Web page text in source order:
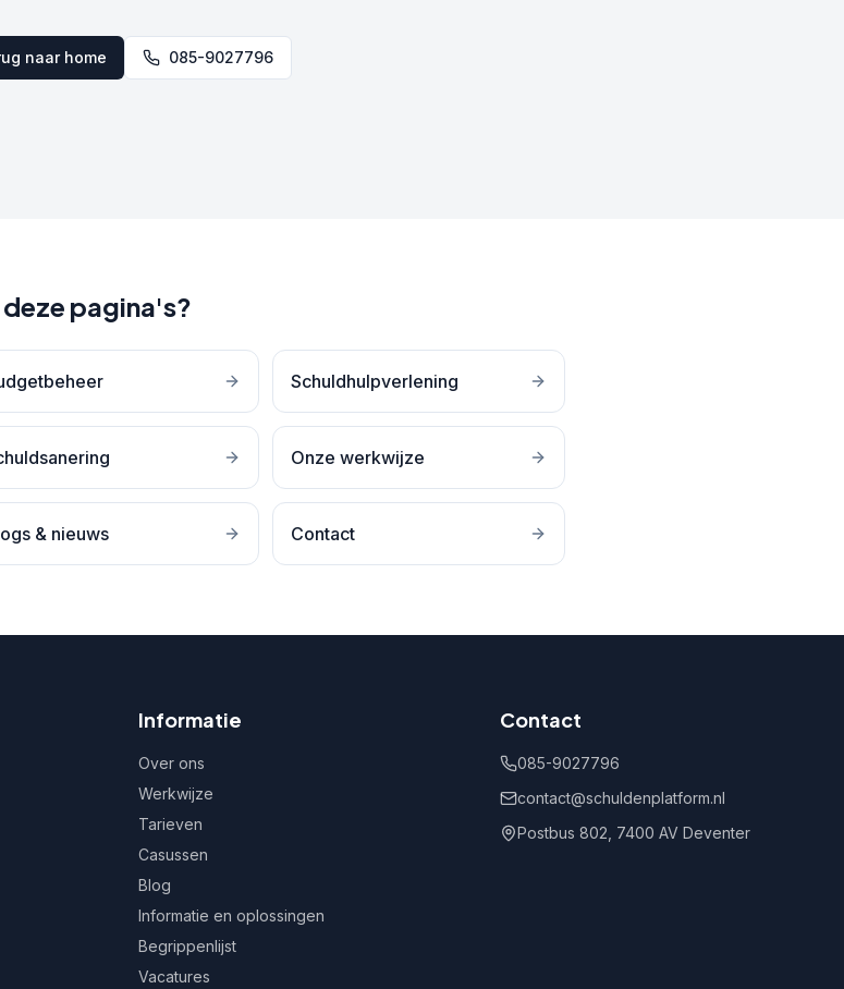
naar home 085-9027796
pagina's?
Schuldhulpverlening
Onze werkwijze
& nieuws Contact
Informatie
Over ons
Werkwijze
Tarieven
Casussen
Blog
Informatie en oplossingen
Begrippenlijst
Vacatures
Contact
085-9027796
contact@schuldenplatform.nl
Postbus 802, 7400 AV Deventer